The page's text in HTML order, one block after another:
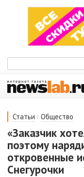
Статьи / Общество
«Заказчик
поэтому
откровенные
Снегурочки